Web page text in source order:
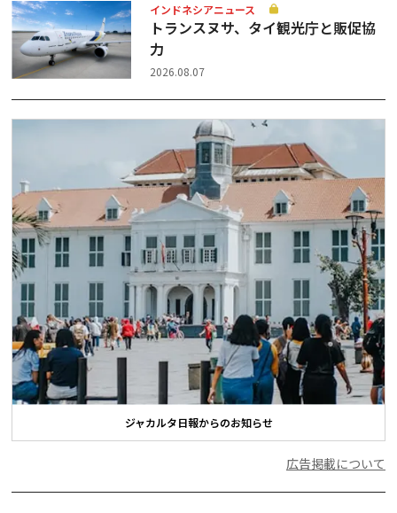
インドネシアニュース
トランスヌサ、タイ観光庁と販促協
力
2026.08.07
ジャカルタ日報からのお知らせ
広告掲載について